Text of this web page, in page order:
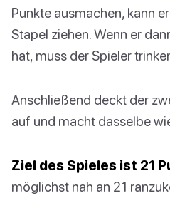
Punkte ausmachen, kann
Stapel ziehen. Wenn er
hat, muss der Spieler
Anschließend deckt der
auf und macht dasselbe
Ziel des Spieles ist 21
möglichst nah an 21